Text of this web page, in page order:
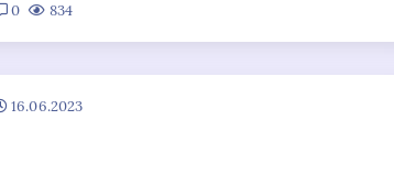
0 834
16.06.2023